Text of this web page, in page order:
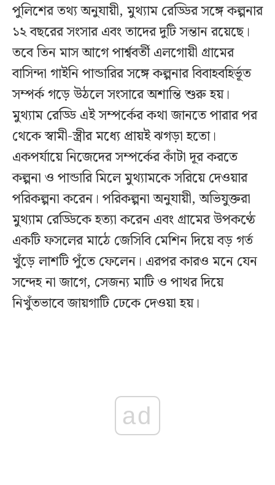
পুলিশের তথ্য অনুযায়ী, মুথ্যাম রেড্ডির সঙ্গে কল্পনার
১২ বছরের সংসার এবং তাদের দুটি সন্তান রয়েছে।
তবে তিন মাস আগে পার্শ্ববর্তী এলগোয়ী গ্রামের
বাসিন্দা গাইনি পান্ডারির সঙ্গে কল্পনার বিবাহবহির্ভূত
সম্পর্ক গড়ে উঠলে সংসারে অশান্তি শুরু হয়।
মুথ্যাম রেড্ডি এই সম্পর্কের কথা জানতে পারার পর
থেকে স্বামী-স্ত্রীর মধ্যে প্রায়ই ঝগড়া হতো।
একপর্যায়ে নিজেদের সম্পর্কের কাঁটা দূর করতে
কল্পনা ও পান্ডারি মিলে মুথ্যামকে সরিয়ে দেওয়ার
পরিকল্পনা করেন। পরিকল্পনা অনুযায়ী, অভিযুক্তরা
মুথ্যাম রেড্ডিকে হত্যা করেন এবং গ্রামের উপকণ্ঠে
একটি ফসলের মাঠে জেসিবি মেশিন দিয়ে বড় গর্ত
খুঁড়ে লাশটি পুঁতে ফেলেন। এরপর কারও মনে যেন
সন্দেহ না জাগে, সেজন্য মাটি ও পাথর দিয়ে
নিখুঁতভাবে জায়গাটি ঢেকে দেওয়া হয়।
ad